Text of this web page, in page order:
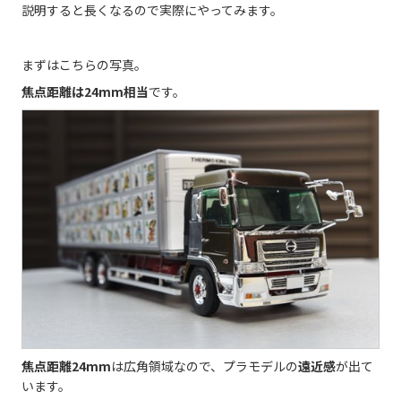
説明すると長くなるので実際にやってみます。
まずはこちらの写真。
焦点距離は24mm相当です。
焦点距離24mmは広角領域なので、プラモデルの遠近感が出て
います。